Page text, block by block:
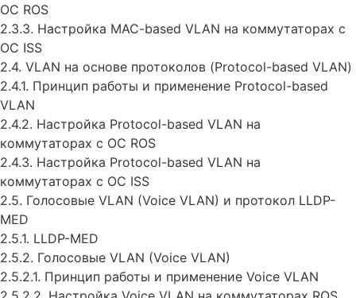
ОС ROS
2.3.3. Настройка MAC-based VLAN на коммутаторах с
ОС ISS
2.4. VLAN на основе протоколов (Protocol-based VLAN)
2.4.1. Принцип работы и применение Protocol-based
VLAN
2.4.2. Настройка Protocol-based VLAN на
коммутаторах с ОС ROS
2.4.3. Настройка Protocol-based VLAN на
коммутаторах с ОС ISS
2.5. Голосовые VLAN (Voice VLAN) и протокол LLDP-
MED
2.5.1. LLDP-MED
2.5.2. Голосовые VLAN (Voice VLAN)
2.5.2.1. Принцип работы и применение Voice VLAN